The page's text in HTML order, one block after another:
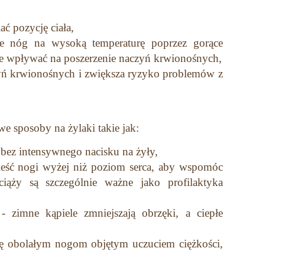
pozycję ciała,
nóg na wysoką temperaturę poprzez gorące
wpływać na poszerzenie naczyń krwionośnych,
krwionośnych i zwiększa ryzyko problemów z
sposoby na żylaki takie jak:
intensywnego nacisku na żyły,
nogi wyżej niż poziom serca, aby wspomóc
są szczególnie ważne jako profilaktyka
kąpiele zmniejszają obrzęki, a ciepłe
obolałym nogom objętym uczuciem ciężkości,